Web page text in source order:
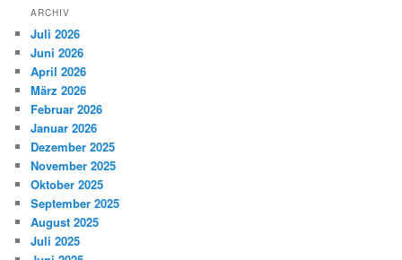
ARCHIV
Juli 2026
Juni 2026
April 2026
März 2026
Februar 2026
Januar 2026
Dezember 2025
November 2025
Oktober 2025
September 2025
August 2025
Juli 2025